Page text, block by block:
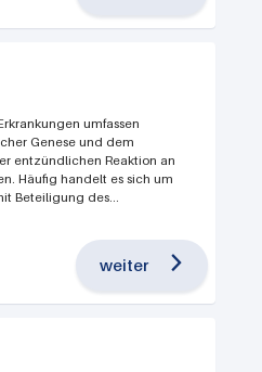
umfassen
Genese und dem
entzündlichen Reaktion an
Häufig handelt es sich um
Beteiligung des...
weiter